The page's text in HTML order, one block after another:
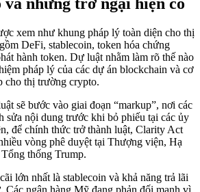
những trở ngại hiện có
xem như khung pháp lý toàn diện cho thị
DeFi, stablecoin, token hóa chứng
hành token. Dự luật nhằm làm rõ thế nào
pháp lý của các dự án blockchain và cơ
cho thị trường crypto.
sẽ bước vào giai đoạn “markup”, nơi các
sửa nội dung trước khi bỏ phiếu tại các ủy
để chính thức trở thành luật, Clarity Act
vòng phê duyệt tại Thượng viện, Hạ
thống Trump.
lớn nhất là stablecoin và khả năng trả lãi